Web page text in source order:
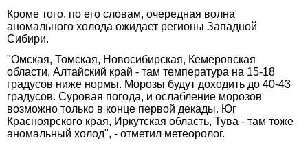
Кроме того, по его словам, очередная волна
аномального холода ожидает регионы Западной
Сибири.
"Омская, Томская, Новосибирская, Кемеровская
области, Алтайский край - там температура на 15-18
градусов ниже нормы. Морозы будут доходить до 40-43
градусов. Суровая погода, и ослабление морозов
возможно только в конце первой декады. Юг
Красноярского края, Иркутская область, Тува - там тоже
аномальный холод", - отметил метеоролог.